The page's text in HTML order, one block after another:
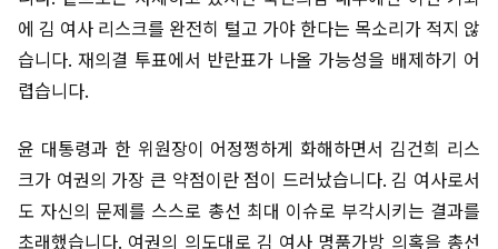
에 김 여사 리스크를 완전히 털고 가야 한다는 목소리가 적지 않
습니다. 재의결 투표에서 반란표가 나올 가능성을 배제하기 어
렵습니다.
윤 대통령과 한 위원장이 어정쩡하게 화해하면서 김건희 리스
크가 여권의 가장 큰 약점이란 점이 드러났습니다. 김 여사로서
도 자신의 문제를 스스로 총선 최대 이슈로 부각시키는 결과를
초래했습니다. 여권의 의도대로 김 여사 명품가방 의혹을 총선